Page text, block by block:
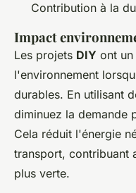
Contribution à la
Impact
Les projets DIY ont
l'environnement
durables. En utilisant
diminuez la demande
Cela réduit l'énergie
transport, contribuant
plus verte.